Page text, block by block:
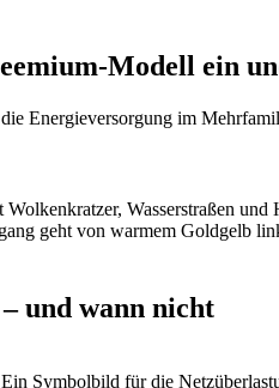
Modell ein
Energieversorgung im
und wann nicht